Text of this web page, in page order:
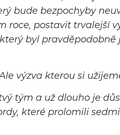
bude bezpochyby
roce, postavit trvalejší
byl pravděpodobně
výzva kterou si
tým a už dlouho je
které prolomili